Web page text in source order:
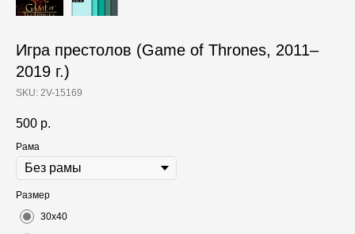
Игра престолов (Game of Thrones, 2011–
2019 г.)
SKU: 2V-15169
500 р.
Рама
Размер
30х40